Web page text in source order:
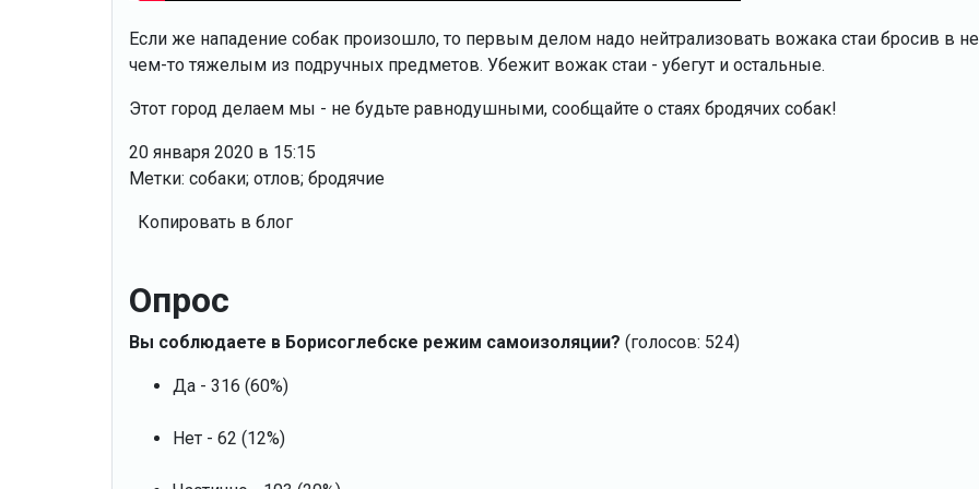
Если же нападение собак произошло, то первым делом надо нейтрализовать вожака стаи бросив в
чем-то тяжелым из подручных предметов. Убежит вожак стаи - убегут и остальные.
Этот город делаем мы - не будьте равнодушными, сообщайте о стаях бродячих собак!
20 января 2020 в 15:15
Метки: собаки; отлов; бродячие
Копировать в блог
Опрос
Вы соблюдаете в Борисоглебске режим самоизоляции? (голосов: 524)
Да - 316 (60%)
Нет - 62 (12%)